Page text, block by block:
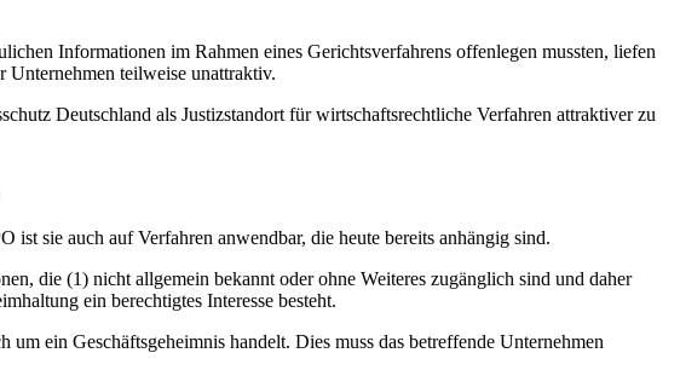
Informationen im Rahmen eines Gerichtsverfahrens offenlegen mussten, liefen
Unternehmen teilweise unattraktiv.
Deutschland als Justizstandort für wirtschaftsrechtliche Verfahren attraktiver zu
ist sie auch auf Verfahren anwendbar, die heute bereits anhängig sind.
die (1) nicht allgemein bekannt oder ohne Weiteres zugänglich sind und daher
ein berechtigtes Interesse besteht.
ein Geschäftsgeheimnis handelt. Dies muss das betreffende Unternehmen